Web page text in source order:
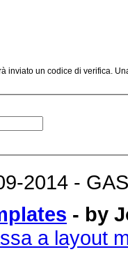
inviato un codice di verifica.
2014 -
- by
a layout